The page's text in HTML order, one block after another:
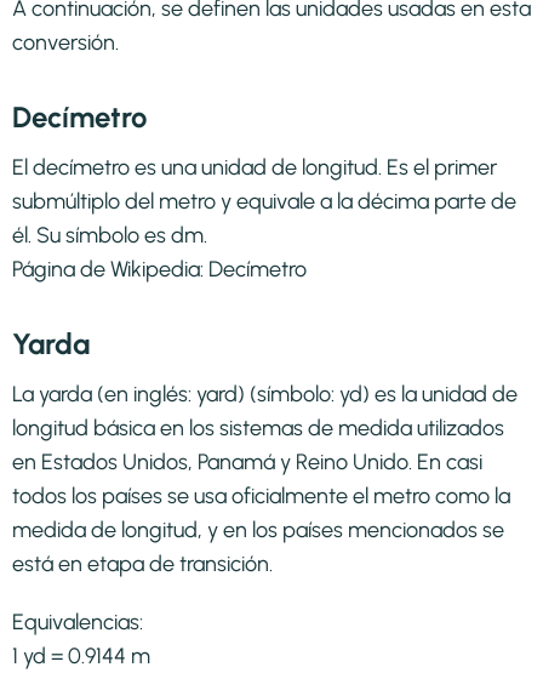
A continuación, se definen las unidades usadas en esta
conversión.
Decímetro
El decímetro es una unidad de longitud. Es el primer
submúltiplo del metro y equivale a la décima parte de
él. Su símbolo es dm.
Página de Wikipedia: Decímetro
Yarda
La yarda (en inglés: yard) (símbolo: yd) es la unidad de
longitud básica en los sistemas de medida utilizados
en Estados Unidos, Panamá y Reino Unido. En casi
todos los países se usa oficialmente el metro como la
medida de longitud, y en los países mencionados se
está en etapa de transición.​
Equivalencias:
1 yd = 0.9144 m